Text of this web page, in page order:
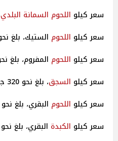
سعر كيلو اللحوم السمانة البلدي
سعر كيلو اللحوم الستيك، بلغ نحو 520
سعر كيلو اللحوم المفروم، بلغ نحو 310
سعر كيلو السجق، بلغ نحو 320 جنيهًا
سعر كيلو اللحوم البقري، بلغ نحو 340 جنيهًا.
سعر كيلو الكبدة البقري، بلغ نحو 470 جنيهًا.